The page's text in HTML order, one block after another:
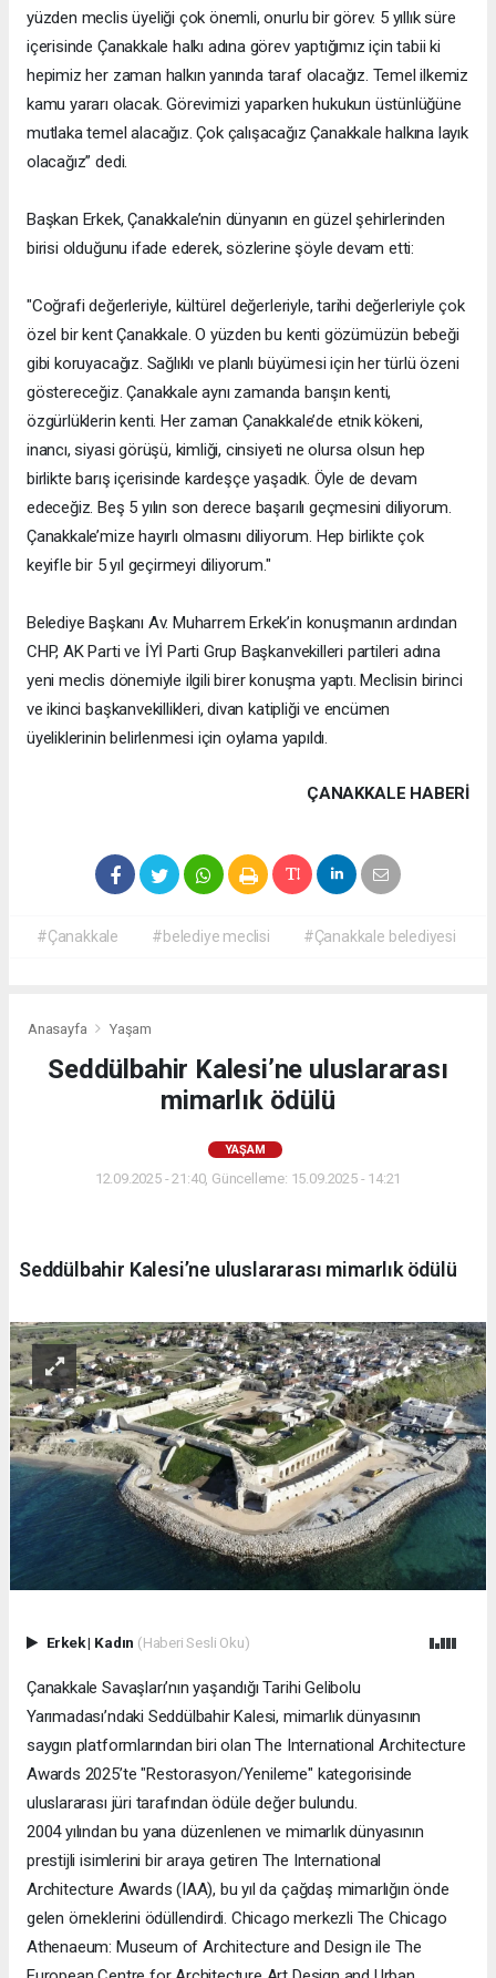
yüzden meclis üyeliği çok önemli, onurlu bir görev. 5 yıllık süre
içerisinde Çanakkale halkı adına görev yaptığımız için tabii ki
hepimiz her zaman halkın yanında taraf olacağız. Temel ilkemiz
kamu yararı olacak. Görevimizi yaparken hukukun üstünlüğüne
mutlaka temel alacağız. Çok çalışacağız Çanakkale halkına layık
olacağız” dedi.
Başkan Erkek, Çanakkale’nin dünyanın en güzel şehirlerinden
birisi olduğunu ifade ederek, sözlerine şöyle devam etti:
"Coğrafi değerleriyle, kültürel değerleriyle, tarihi değerleriyle çok
özel bir kent Çanakkale. O yüzden bu kenti gözümüzün bebeği
gibi koruyacağız. Sağlıklı ve planlı büyümesi için her türlü özeni
göstereceğiz. Çanakkale aynı zamanda barışın kenti,
özgürlüklerin kenti. Her zaman Çanakkale’de etnik kökeni,
inancı, siyasi görüşü, kimliği, cinsiyeti ne olursa olsun hep
birlikte barış içerisinde kardeşçe yaşadık. Öyle de devam
edeceğiz. Beş 5 yılın son derece başarılı geçmesini diliyorum.
Çanakkale’mize hayırlı olmasını diliyorum. Hep birlikte çok
keyifle bir 5 yıl geçirmeyi diliyorum."
Belediye Başkanı Av. Muharrem Erkek’in konuşmanın ardından
CHP, AK Parti ve İYİ Parti Grup Başkanvekilleri partileri adına
yeni meclis dönemiyle ilgili birer konuşma yaptı. Meclisin birinci
ve ikinci başkanvekillikleri, divan katipliği ve encümen
üyeliklerinin belirlenmesi için oylama yapıldı.
ÇANAKKALE HABERİ
#Çanakkale #belediye meclisi #Çanakkale belediyesi
Anasayfa Yaşam
Seddülbahir Kalesi’ne uluslararası
mimarlık ödülü
YAŞAM
12.09.2025 - 21:40, Güncelleme: 15.09.2025 - 14:21
Seddülbahir Kalesi’ne uluslararası mimarlık ödülü
Erkek| Kadın (Haberi Sesli Oku)
Çanakkale Savaşları’nın yaşandığı Tarihi Gelibolu
Yarımadası’ndaki Seddülbahir Kalesi, mimarlık dünyasının
saygın platformlarından biri olan The International Architecture
Awards 2025’te "Restorasyon/Yenileme" kategorisinde
uluslararası jüri tarafından ödüle değer bulundu.
2004 yılından bu yana düzenlenen ve mimarlık dünyasının
prestijli isimlerini bir araya getiren The International
Architecture Awards (IAA), bu yıl da çağdaş mimarlığın önde
gelen örneklerini ödüllendirdi. Chicago merkezli The Chicago
Athenaeum: Museum of Architecture and Design ile The